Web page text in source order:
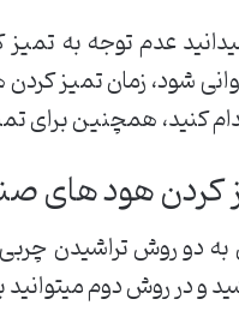
عدم توجه به تمیز
شود، زمان تمیز
کنید، همچنین برای
هود های
به دو روش تراشیدن
و در روش دوم